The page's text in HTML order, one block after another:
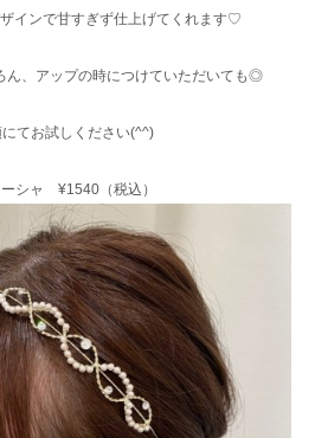
インで甘すぎず仕上げてくれます♡
ん、アップの時につけていただいても◎
てお試しください(^^)
ーシャ ¥1540（税込）